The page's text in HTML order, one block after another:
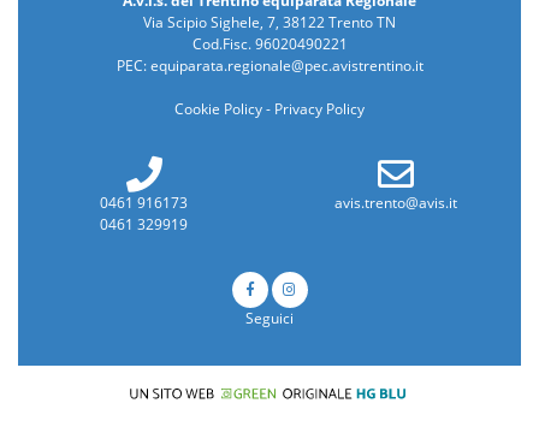
Via Scipio Sighele, 7, 38122 Trento TN
Cod.Fisc. 96020490221
PEC:equiparata.regionale@pec.avistrentino.it
Cookie Policy- Privacy Policy
0461 916173
0461 329919
avis.trento@avis.it
Seguici